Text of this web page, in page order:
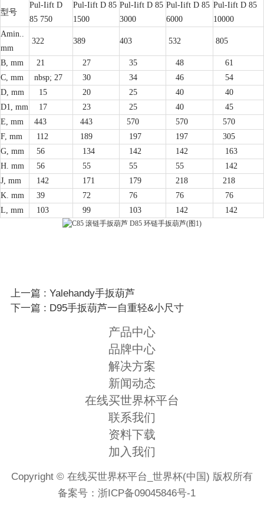
型号
Pul-Iift D
85 750
Pul-Iift D 85
1500
Pul-Iift D 85
3000
Pul-Iift D 85
6000
Pul-Iift D 85
10000
Amin..
mm
322 389 403 532 805
B, mm 21 27 35 48
61
C, mm
nbsp; 27 30 34 46
54
D, mm
15 20 25 40
40
D1, mm
17 23 25 40
45
E, mm
443 443 570 570
570
F, mm
112 189 197 197
305
G, mm
56 134 142 142
163
H. mm
56 55 55 55
142
J, mm
142 171 179 218
218
K. mm
39 72 76 76
76
L, mm
103 99 103 142 142
上一篇 : Yalehandy手扳葫芦
下一篇 : D95手扳葫芦一自重轻&小尺寸
产品中心
品牌中心
解决方案
新闻动态
在线买世界杯平台
联系我们
资料下载
加入我们
Copyright © 在线买世界杯平台_世界杯(中国) 版权所有
备案号：浙ICP备09045846号-1